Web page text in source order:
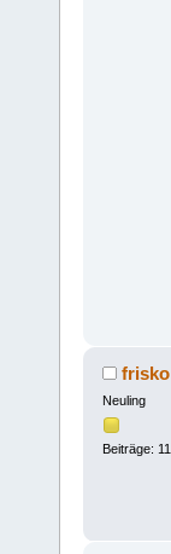
frisko
Neuling
Beiträge: 11